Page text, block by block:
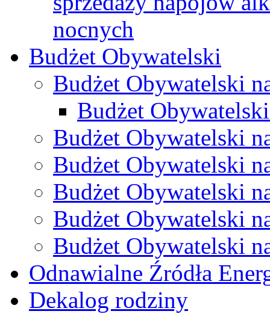
nocnych
Budżet Obywatelski
Budżet Obywatelski
Budżet
Budżet Obywatelski
Budżet Obywatelski
Budżet Obywatelski
Budżet Obywatelski
Budżet Obywatelski
Odnawialne Źródła
Dekalog rodziny